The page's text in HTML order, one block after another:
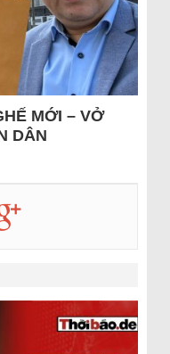
MỚI – VỞ
DÂN